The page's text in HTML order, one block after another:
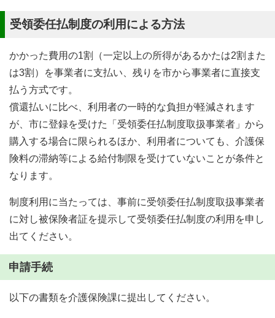
受領委任払制度の利用による方法
かかった費用の1割（一定以上の所得があるかたは2割また
は3割）を事業者に支払い、残りを市から事業者に直接支
払う方式です。
償還払いに比べ、利用者の一時的な負担が軽減されます
が、市に登録を受けた「受領委任払制度取扱事業者」から
購入する場合に限られるほか、利用者についても、介護保
険料の滞納等による給付制限を受けていないことが条件と
なります。
制度利用に当たっては、事前に受領委任払制度取扱事業者
に対し被保険者証を提示して受領委任払制度の利用を申し
出てください。
申請手続
以下の書類を介護保険課に提出してください。